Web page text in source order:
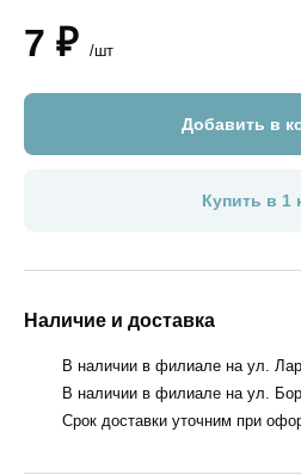
7 ₽ /шт
Добавить в
Купить в 1
Наличие и доставка
В наличии в филиале на ул.
В наличии в филиале на ул.
Срок доставки уточним при